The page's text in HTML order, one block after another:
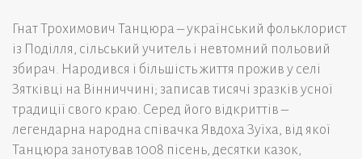
Гнат Трохимович Танцюра – український фольклорист
із Поділля, сільський учитель і невтомний польовий
збирач. Народився і більшість життя прожив у селі
Зятківці на Вінниччині; записав тисячі зразків усної
традиції свого краю. Серед його відкриттів –
легендарна народна співачка Явдоха Зуїха, від якої
Танцюра занотував 1008 пісень, десятки казок,